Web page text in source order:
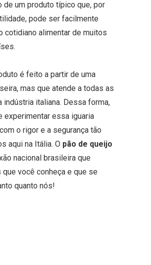
de um produto típico que, por
pode ser facilmente
cotidiano alimentar de muitos
é feito a partir de uma
mas que atende a todas as
indústria italiana. Dessa forma,
experimentar essa iguaria
o rigor e a segurança tão
aqui na Itália. O pão de queijo
nacional brasileira que
que você conheça e que se
quanto nós!